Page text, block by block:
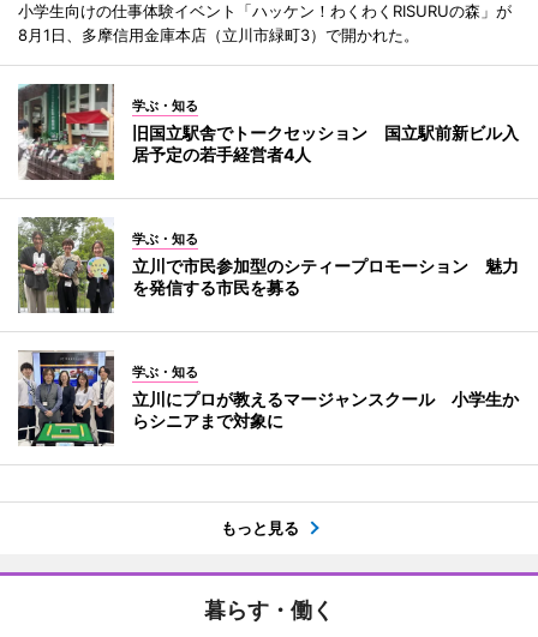
小学生向けの仕事体験イベント「ハッケン！わくわくRISURUの森」が
8月1日、多摩信用金庫本店（立川市緑町3）で開かれた。
学ぶ・知る
旧国立駅舎でトークセッション 国立駅前新ビル入
居予定の若手経営者4人
学ぶ・知る
立川で市民参加型のシティープロモーション 魅力
を発信する市民を募る
学ぶ・知る
立川にプロが教えるマージャンスクール 小学生か
らシニアまで対象に
もっと見る
暮らす・働く